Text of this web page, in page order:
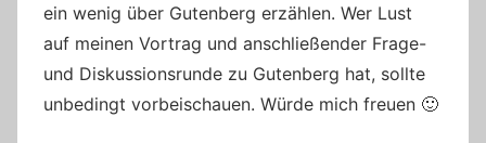
ein wenig über Gutenberg erzählen. Wer Lust
auf meinen Vortrag und anschließender Frage-
und Diskussionsrunde zu Gutenberg hat, sollte
unbedingt vorbeischauen. Würde mich freuen 🙂